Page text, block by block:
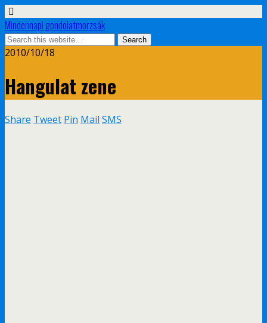
Mindennapi gondolatmorzsák
2010/10/18
Hangulat zene
Share Tweet Pin Mail SMS